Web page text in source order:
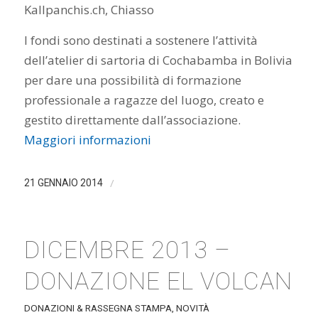
Kallpanchis.ch, Chiasso
I fondi sono destinati a sostenere l’attività
dell’atelier di sartoria di Cochabamba in Bolivia
per dare una possibilità di formazione
professionale a ragazze del luogo, creato e
gestito direttamente dall’associazione.
Maggiori informazioni
21 GENNAIO 2014 /
DICEMBRE 2013 –
DONAZIONE EL VOLCAN
DONAZIONI & RASSEGNA STAMPA NOVITÀ